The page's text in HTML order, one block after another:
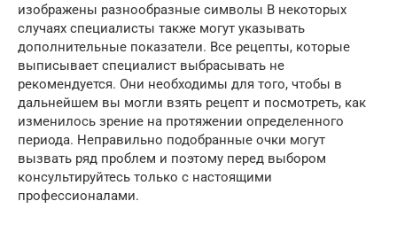
изображены разнообразные символы В некоторых
случаях специалисты также могут указывать
дополнительные показатели. Все рецепты, которые
выписывает специалист выбрасывать не
рекомендуется. Они необходимы для того, чтобы в
дальнейшем вы могли взять рецепт и посмотреть, как
изменилось зрение на протяжении определенного
периода. Неправильно подобранные очки могут
вызвать ряд проблем и поэтому перед выбором
консультируйтесь только с настоящими
профессионалами.